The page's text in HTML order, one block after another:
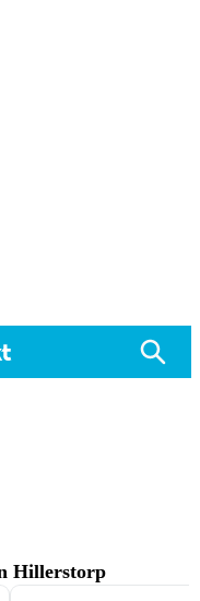
Hillerstorp